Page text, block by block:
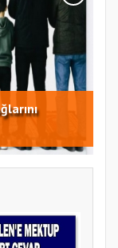
Programı